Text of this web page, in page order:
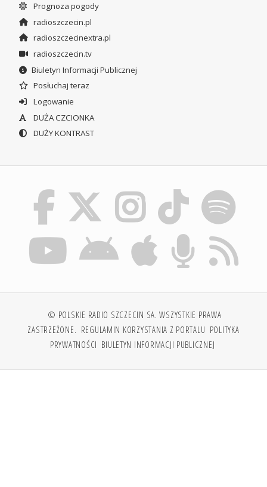
Prognoza pogody
radioszczecin.pl
radioszczecinextra.pl
radioszczecin.tv
Biuletyn Informacji Publicznej
Posłuchaj teraz
Logowanie
DUŻA CZCIONKA
DUŻY KONTRAST
© POLSKIE RADIO SZCZECIN SA. WSZYSTKIE PRAWA
ZASTRZEŻONE. REGULAMIN KORZYSTANIA Z PORTALU POLITYKA
PRYWATNOŚCI BIULETYN INFORMACJI PUBLICZNEJ